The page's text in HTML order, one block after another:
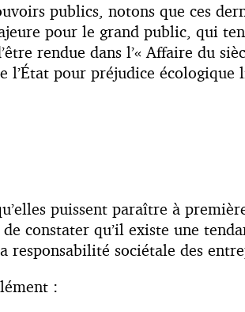
publics, notons que ces
pour le grand public, qui
rendue dans l’« Affaire du
pour préjudice
puissent paraître à
constater qu’il existe une
sociétale des
: